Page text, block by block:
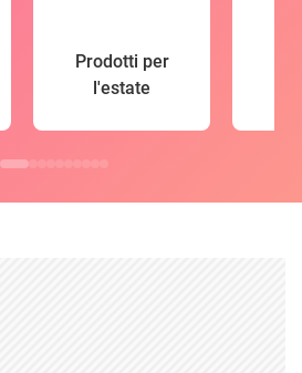
Prodotti per
l'estate